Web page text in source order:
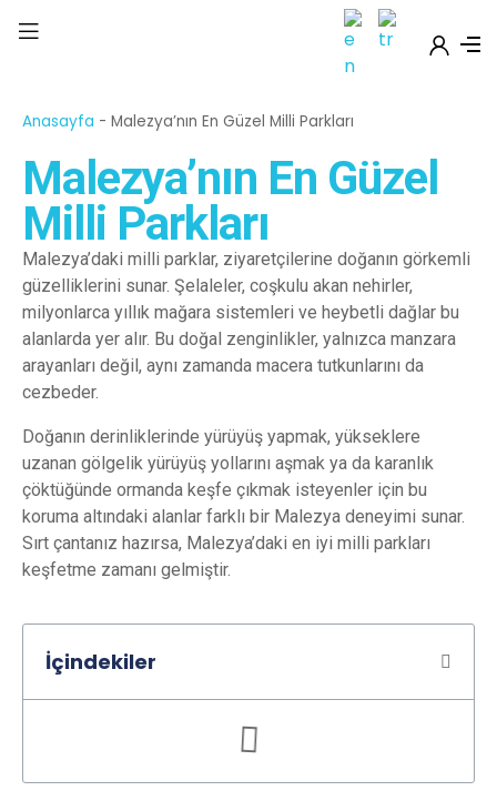
Anasayfa - Malezya’nın En Güzel Milli Parkları
Malezya’nın En Güzel
Milli Parkları
Malezya’daki milli parklar, ziyaretçilerine doğanın görkemli
güzelliklerini sunar. Şelaleler, coşkulu akan nehirler,
milyonlarca yıllık mağara sistemleri ve heybetli dağlar bu
alanlarda yer alır. Bu doğal zenginlikler, yalnızca manzara
arayanları değil, aynı zamanda macera tutkunlarını da
cezbeder.
Doğanın derinliklerinde yürüyüş yapmak, yükseklere
uzanan gölgelik yürüyüş yollarını aşmak ya da karanlık
çöktüğünde ormanda keşfe çıkmak isteyenler için bu
koruma altındaki alanlar farklı bir Malezya deneyimi sunar.
Sırt çantanız hazırsa, Malezya’daki en iyi milli parkları
keşfetme zamanı gelmiştir.
İçindekiler